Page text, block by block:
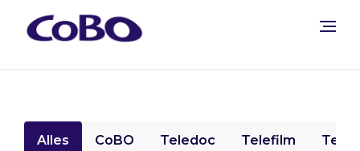
Alles CoBO Teledoc Telefilm